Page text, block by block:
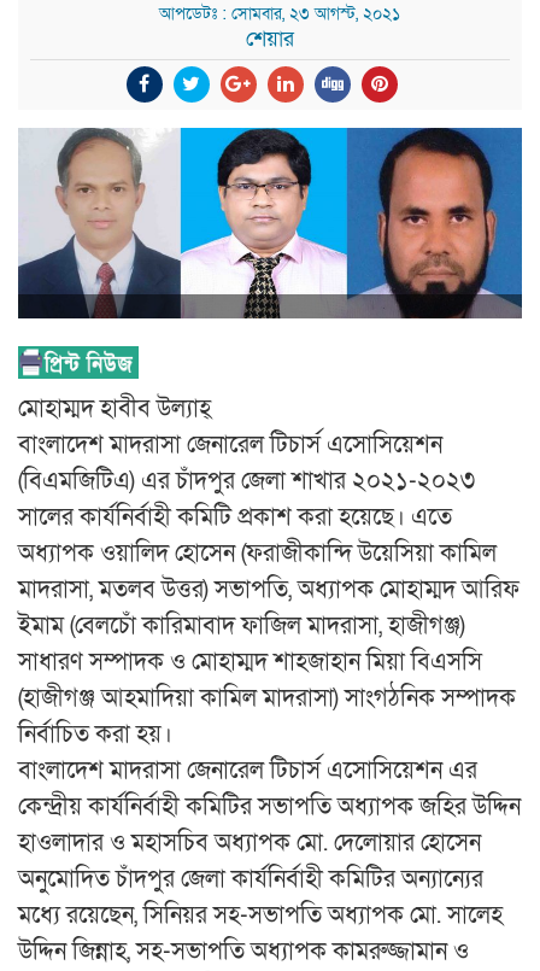
আপডেটঃ : সোমবার, ২৩ আগস্ট, ২০২১
শেয়ার
মোহাম্মদ হাবীব উল্যাহ্
বাংলাদেশ মাদরাসা জেনারেল টিচার্স এসোসিয়েশন
(বিএমজিটিএ) এর চাঁদপুর জেলা শাখার ২০২১-২০২৩
সালের কার্যনির্বাহী কমিটি প্রকাশ করা হয়েছে। এতে
অধ্যাপক ওয়ালিদ হোসেন (ফরাজীকান্দি উয়েসিয়া কামিল
মাদরাসা, মতলব উত্তর) সভাপতি, অধ্যাপক মোহাম্মদ আরিফ
ইমাম (বেলচোঁ কারিমাবাদ ফাজিল মাদরাসা, হাজীগঞ্জ)
সাধারণ সম্পাদক ও মোহাম্মদ শাহজাহান মিয়া বিএসসি
(হাজীগঞ্জ আহমাদিয়া কামিল মাদরাসা) সাংগঠনিক সম্পাদক
নির্বাচিত করা হয়।
বাংলাদেশ মাদরাসা জেনারেল টিচার্স এসোসিয়েশন এর
কেন্দ্রীয় কার্যনির্বাহী কমিটির সভাপতি অধ্যাপক জহির উদ্দিন
হাওলাদার ও মহাসচিব অধ্যাপক মো. দেলোয়ার হোসেন
অনুমোদিত চাঁদপুর জেলা কার্যনির্বাহী কমিটির অন্যান্যের
মধ্যে রয়েছেন, সিনিয়র সহ-সভাপতি অধ্যাপক মো. সালেহ
উদ্দিন জিন্নাহ, সহ-সভাপতি অধ্যাপক কামরুজ্জামান ও